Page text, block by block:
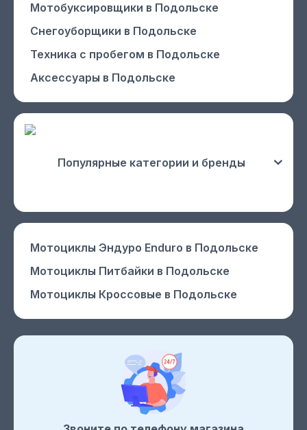
Мотобуксировщики в Подольске
Снегоуборщики в Подольске
Техника с пробегом в Подольске
Аксессуары в Подольске
Популярные категории и бренды
Мотоциклы Эндуро Enduro в Подольске
Мотоциклы Питбайки в Подольске
Мотоциклы Кроссовые в Подольске